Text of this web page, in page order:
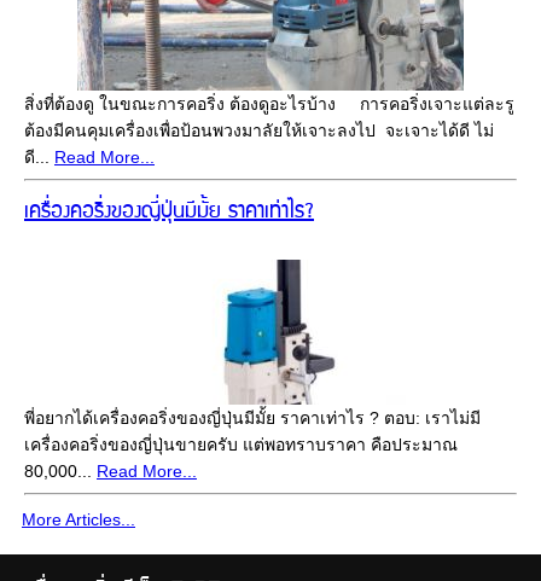
สิ่งที่ต้องดู ในขณะการคอริ่ง ต้องดูอะไรบ้าง การคอริ่งเจาะแต่ละรู
ต้องมีคนคุมเครื่องเพื่อป้อนพวงมาลัยให้เจาะลงไป จะเจาะได้ดี ไม่
ดี... Read More...
เครื่องคอริ่งของญี่ปุ่นมีมั้ย ราคาเท่าไร?
พี่อยากได้เครื่องคอริ่งของญี่ปุ่นมีมั้ย ราคาเท่าไร ? ตอบ: เราไม่มี
เครื่องคอริ่งของญี่ปุ่นขายครับ แต่พอทราบราคา คือประมาณ
80,000... Read More...
More Articles...